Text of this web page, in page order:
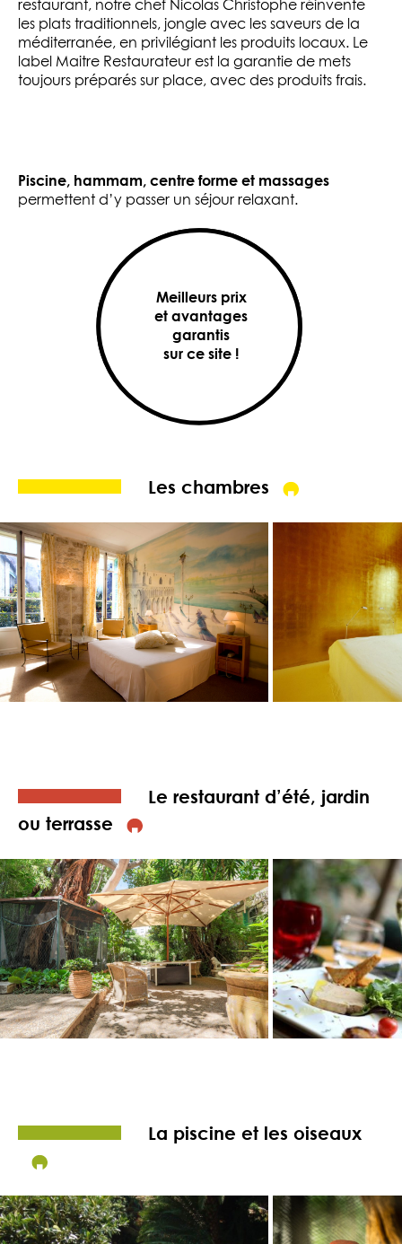
restaurant, notre chef Nicolas Christophe réinvente
les plats traditionnels, jongle avec les saveurs de la
méditerranée, en privilégiant les produits locaux. Le
label Maitre Restaurateur est la garantie de mets
toujours préparés sur place, avec des produits frais.
Piscine, hammam, centre forme et massages
permettent d’y passer un séjour relaxant.
Meilleurs prix
et avantages
garantis
sur ce site !
Les chambres
Le restaurant d’été, jardin
ou terrasse
La piscine et les oiseaux